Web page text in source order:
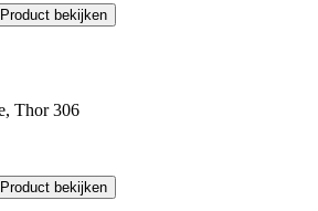
Product bekijken
Thor 306
Product bekijken